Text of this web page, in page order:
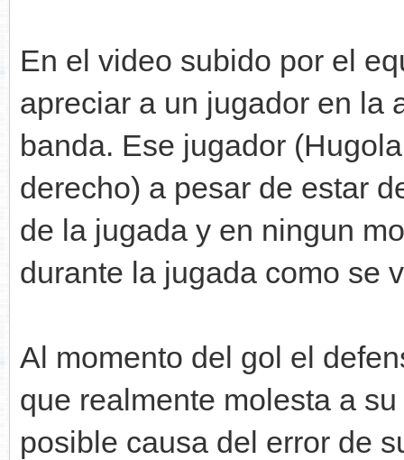
En el video subido por el
apreciar a un jugador en la
banda. Ese jugador
derecho) a pesar de estar
de la jugada y en ningun
durante la jugada como se
Al momento del gol el
que realmente molesta a
posible causa del error de